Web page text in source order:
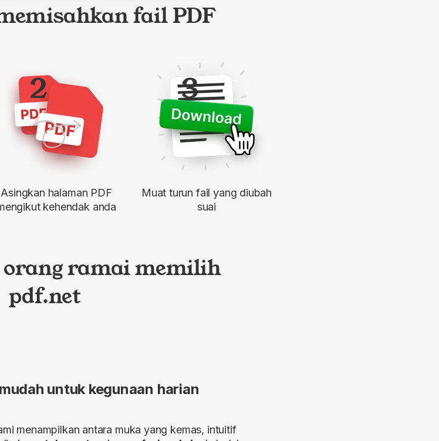
fail PDF
2
Asingkan halaman PDF
kehendak anda
3
Muat turun fail yang diubah
suai
orang ramai memilih
pdf.net
untuk kegunaan harian
menampilkan antara muka yang kemas, intuitif